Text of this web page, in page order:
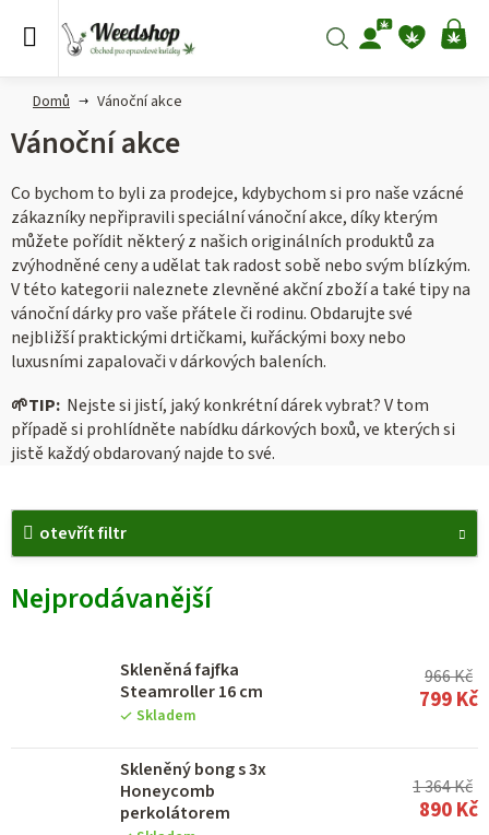
Hledat
Domů Vánoční akce
Vánoční akce
Co bychom to byli za prodejce, kdybychom si pro naše vzácné
zákazníky nepřipravili speciální vánoční akce, díky kterým
můžete pořídit některý z našich originálních produktů za
zvýhodněné ceny a udělat tak radost sobě nebo svým blízkým.
V této kategorii naleznete zlevněné akční zboží a také tipy na
vánoční dárky pro vaše přátele či rodinu. Obdarujte své
nejbližší praktickými drtičkami, kuřáckými boxy nebo
luxusními zapalovači v dárkových baleních.
🌱TIP: Nejste si jistí, jaký konkrétní dárek vybrat? V tom
případě si prohlídněte nabídku dárkových boxů, ve kterých si
jistě každý obdarovaný najde to své.
Nejprodávanější
Skleněná fajfka
Steamroller 16 cm
Skladem
966 Kč
799 Kč
Skleněný bong s 3x
Honeycomb
perkolátorem
1 364 Kč
890 Kč
otevřít filtr
V
i
o